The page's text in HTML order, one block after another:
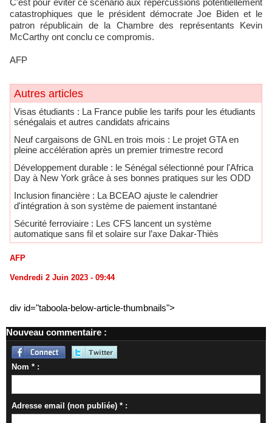
C'est pour éviter ce scénario aux répercussions potentiellement
catastrophiques que le président démocrate Joe Biden et le
patron républicain de la Chambre des représentants Kevin
McCarthy ont conclu ce compromis.
AFP
Autres articles
​Visas étudiants : La France publie les tarifs pour les étudiants
sénégalais et autres candidats africains
Neuf cargaisons de GNL en trois mois : Le projet GTA en
pleine accélération après un premier trimestre record
Développement durable : le Sénégal sélectionné pour l'Africa
Day à New York grâce à ses bonnes pratiques sur les ODD
​Inclusion financière : La BCEAO ajuste le calendrier
d'intégration à son système de paiement instantané
Sécurité ferroviaire : Les CFS lancent un système
automatique sans fil et solaire sur l’axe Dakar-Thiès
AFP
Vendredi 2 Juin 2023 - 09:44
div id="taboola-below-article-thumbnails">
Nouveau commentaire :
Nom * :
Adresse email (non publiée) * :